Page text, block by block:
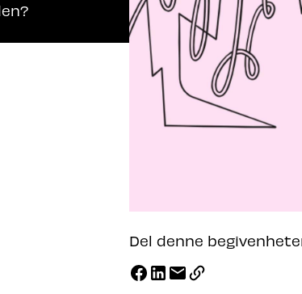
Del denne